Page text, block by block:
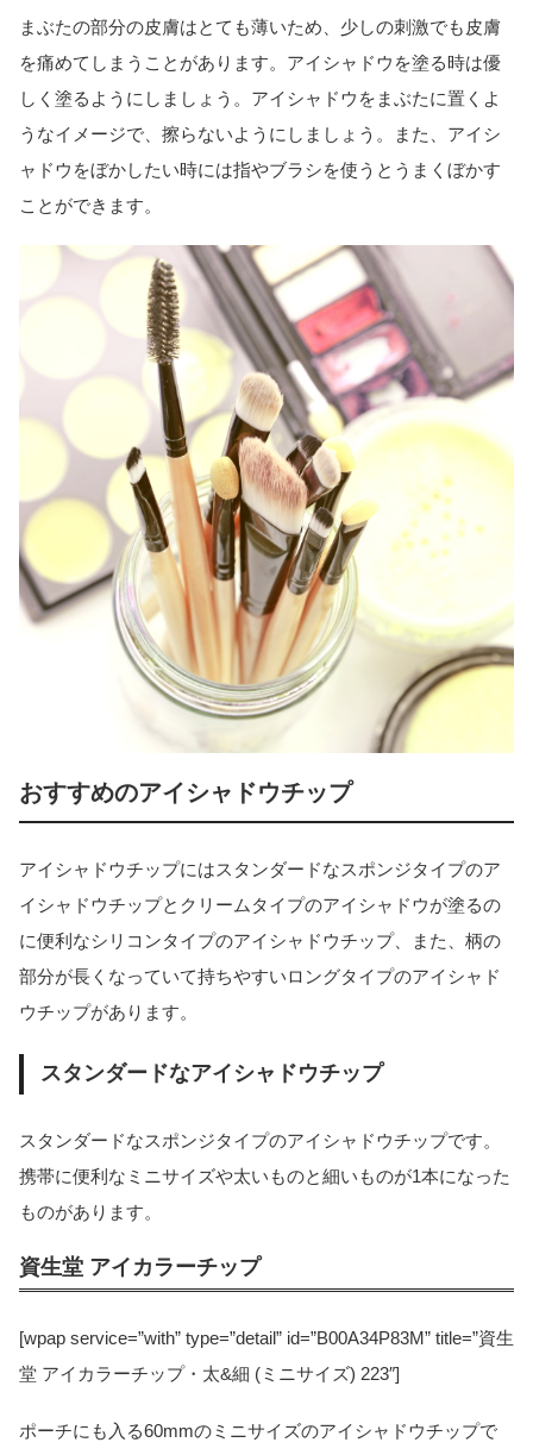
まぶたの部分の皮膚はとても薄いため、少しの刺激でも皮膚
を痛めてしまうことがあります。アイシャドウを塗る時は優
しく塗るようにしましょう。アイシャドウをまぶたに置くよ
うなイメージで、擦らないようにしましょう。また、アイシ
ャドウをぼかしたい時には指やブラシを使うとうまくぼかす
ことができます。
おすすめのアイシャドウチップ
アイシャドウチップにはスタンダードなスポンジタイプのア
イシャドウチップとクリームタイプのアイシャドウが塗るの
に便利なシリコンタイプのアイシャドウチップ、また、柄の
部分が長くなっていて持ちやすいロングタイプのアイシャド
ウチップがあります。
スタンダードなアイシャドウチップ
スタンダードなスポンジタイプのアイシャドウチップです。
携帯に便利なミニサイズや太いものと細いものが1本になった
ものがあります。
資生堂 アイカラーチップ
[wpap service=”with” type=”detail” id=”B00A34P83M” title=”資生
堂 アイカラーチップ・太&細 (ミニサイズ) 223″]
ポーチにも入る60mmのミニサイズのアイシャドウチップで